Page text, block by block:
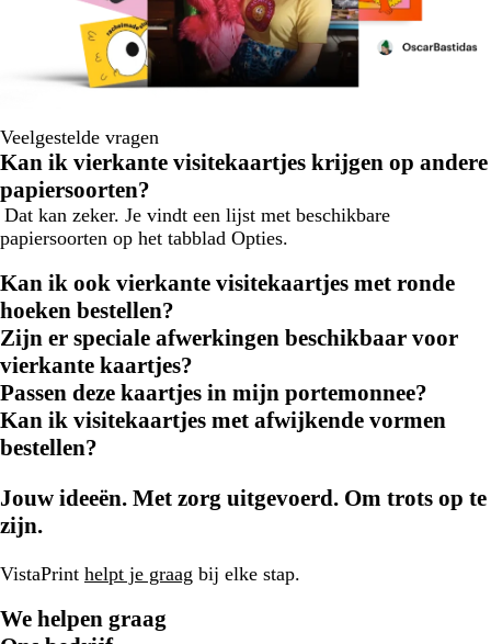
Veelgestelde vragen
Kan ik vierkante visitekaartjes krijgen op andere
papiersoorten?
Dat kan zeker. Je vindt een lijst met beschikbare
papiersoorten op het tabblad Opties.
Kan ik ook vierkante visitekaartjes met ronde
hoeken bestellen?
Zijn er speciale afwerkingen beschikbaar voor
vierkante kaartjes?
Passen deze kaartjes in mijn portemonnee?
Kan ik visitekaartjes met afwijkende vormen
bestellen?
Jouw ideeën. Met zorg uitgevoerd. Om trots op te
zijn.
VistaPrint helpt je graag bij elke stap.
We helpen graag